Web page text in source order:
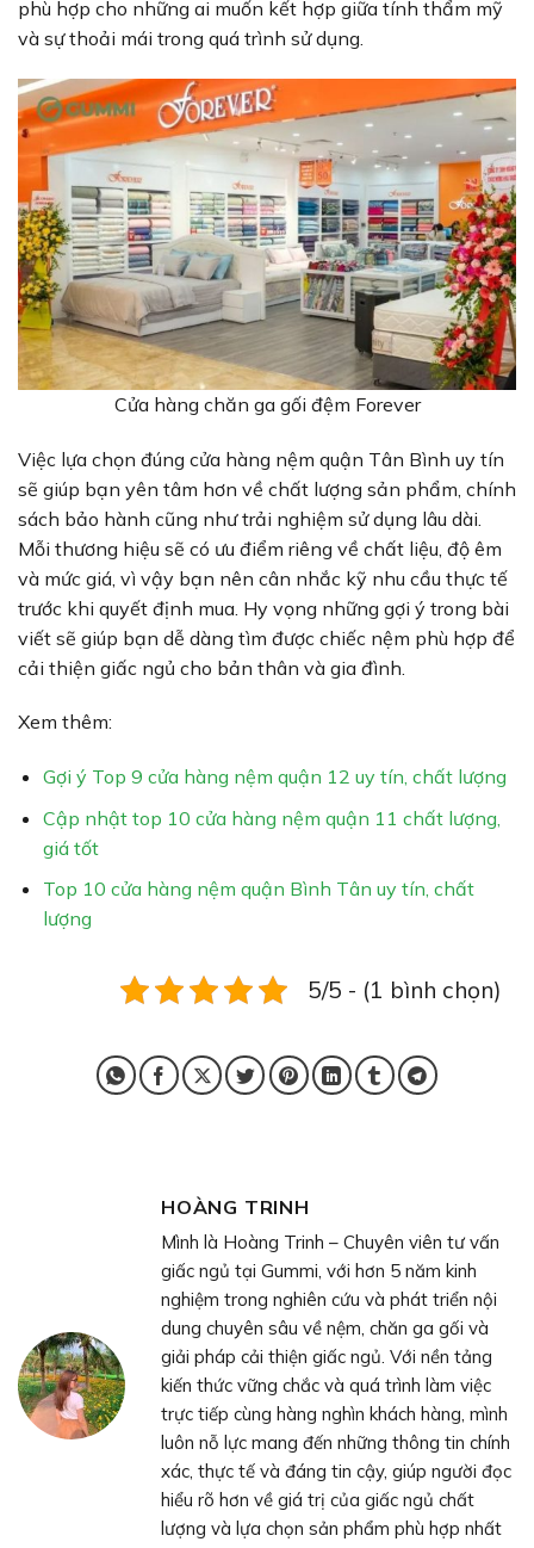
phù hợp cho những ai muốn kết hợp giữa tính thẩm mỹ
và sự thoải mái trong quá trình sử dụng.
Cửa hàng chăn ga gối đệm Forever
Việc lựa chọn đúng cửa hàng nệm quận Tân Bình uy tín
sẽ giúp bạn yên tâm hơn về chất lượng sản phẩm, chính
sách bảo hành cũng như trải nghiệm sử dụng lâu dài.
Mỗi thương hiệu sẽ có ưu điểm riêng về chất liệu, độ êm
và mức giá, vì vậy bạn nên cân nhắc kỹ nhu cầu thực tế
trước khi quyết định mua. Hy vọng những gợi ý trong bài
viết sẽ giúp bạn dễ dàng tìm được chiếc nệm phù hợp để
cải thiện giấc ngủ cho bản thân và gia đình.
Xem thêm:
Gợi ý Top 9 cửa hàng nệm quận 12 uy tín, chất lượng
Cập nhật top 10 cửa hàng nệm quận 11 chất lượng,
giá tốt
Top 10 cửa hàng nệm quận Bình Tân uy tín, chất
lượng
5/5 - (1 bình chọn)
HOÀNG TRINH
Mình là Hoàng Trinh – Chuyên viên tư vấn
giấc ngủ tại Gummi, với hơn 5 năm kinh
nghiệm trong nghiên cứu và phát triển nội
dung chuyên sâu về nệm, chăn ga gối và
giải pháp cải thiện giấc ngủ. Với nền tảng
kiến thức vững chắc và quá trình làm việc
trực tiếp cùng hàng nghìn khách hàng, mình
luôn nỗ lực mang đến những thông tin chính
xác, thực tế và đáng tin cậy, giúp người đọc
hiểu rõ hơn về giá trị của giấc ngủ chất
lượng và lựa chọn sản phẩm phù hợp nhất